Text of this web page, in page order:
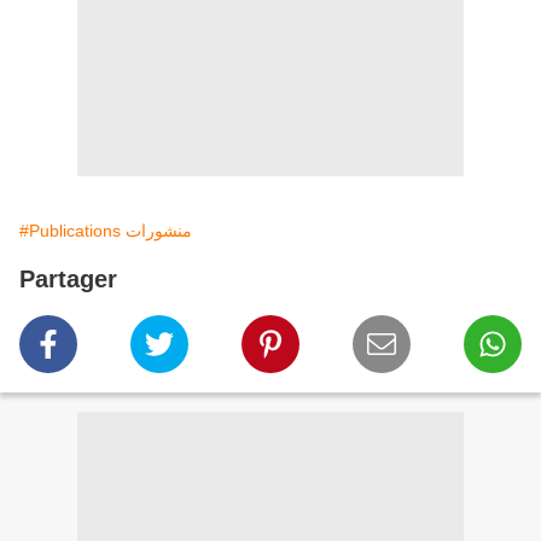
#Publications منشورات
Partager